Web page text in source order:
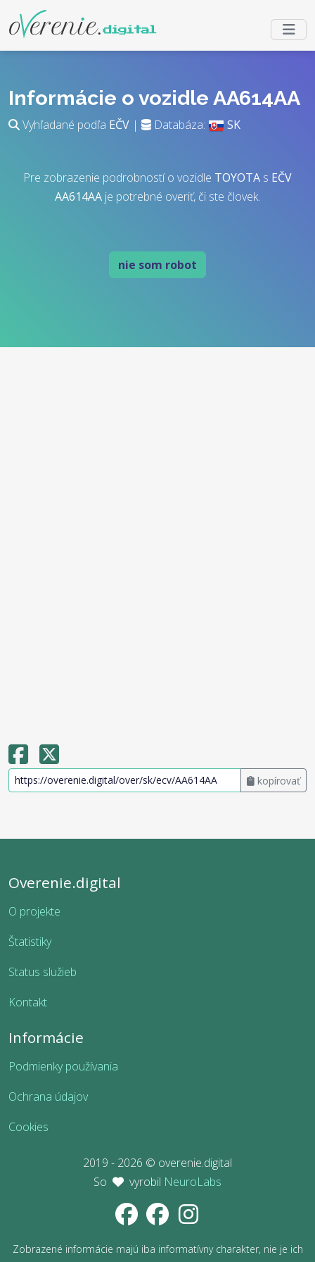
Informácie o vozidle AA614AA
Vyhľadané podľa EČV | Databáza: SK
Pre zobrazenie podrobností o vozidle TOYOTA s EČV
AA614AA je potrebné overiť, či ste človek.
nie som robot
kopírovať
Overenie.digital
O projekte
Štatistiky
Status služieb
Kontakt
Informácie
Podmienky používania
Ochrana údajov
Cookies
2019 - 2026 © overenie.digital
So
vyrobil NeuroLabs
Zobrazené informácie majú iba informatívny charakter, nie je ich